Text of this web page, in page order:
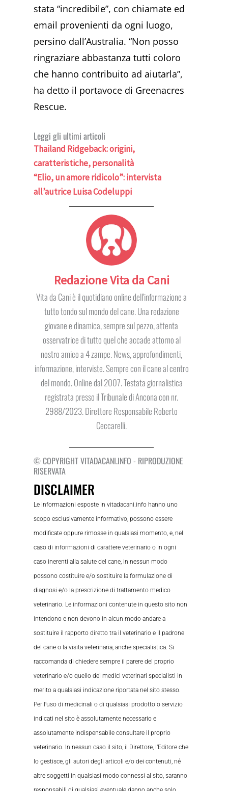
stata “incredibile”, con chiamate ed
email provenienti da ogni luogo,
persino dall’Australia. “Non posso
ringraziare abbastanza tutti coloro
che hanno contribuito ad aiutarla”,
ha detto il portavoce di Greenacres
Rescue.
Leggi gli ultimi articoli
Thailand Ridgeback: origini,
caratteristiche, personalità
“Elio, un amore ridicolo”: intervista
all’autrice Luisa Codeluppi
Redazione Vita da Cani
Vita da Cani è il quotidiano online dell'informazione a
tutto tondo sul mondo del cane. Una redazione
giovane e dinamica, sempre sul pezzo, attenta
osservatrice di tutto quel che accade attorno al
nostro amico a 4 zampe. News, approfondimenti,
informazione, interviste. Sempre con il cane al centro
del mondo. Online dal 2007. Testata giornalistica
registrata presso il Tribunale di Ancona con nr.
2988/2023. Direttore Responsabile Roberto
Ceccarelli.
© COPYRIGHT VITADACANI.INFO - RIPRODUZIONE
RISERVATA
DISCLAIMER
Le informazioni esposte in vitadacani.info hanno uno
scopo esclusivamente informativo, possono essere
modificate oppure rimosse in qualsiasi momento, e, nel
caso di informazioni di carattere veterinario o in ogni
caso inerenti alla salute del cane, in nessun modo
possono costituire e/o sostituire la formulazione di
diagnosi e/o la prescrizione di trattamento medico
veterinario. Le informazioni contenute in questo sito non
intendono e non devono in alcun modo andare a
sostituire il rapporto diretto tra il veterinario e il padrone
del cane o la visita veterinaria, anche specialistica. Si
raccomanda di chiedere sempre il parere del proprio
veterinario e/o quello dei medici veterinari specialisti in
merito a qualsiasi indicazione riportata nel sito stesso.
Per l’uso di medicinali o di qualsiasi prodotto o servizio
indicati nel sito è assolutamente necessario e
assolutamente indispensabile consultare il proprio
veterinario. In nessun caso il sito, il Direttore, l’Editore che
lo gestisce, gli autori degli articoli e/o dei contenuti, né
altre soggetti in qualsiasi modo connessi al sito, saranno